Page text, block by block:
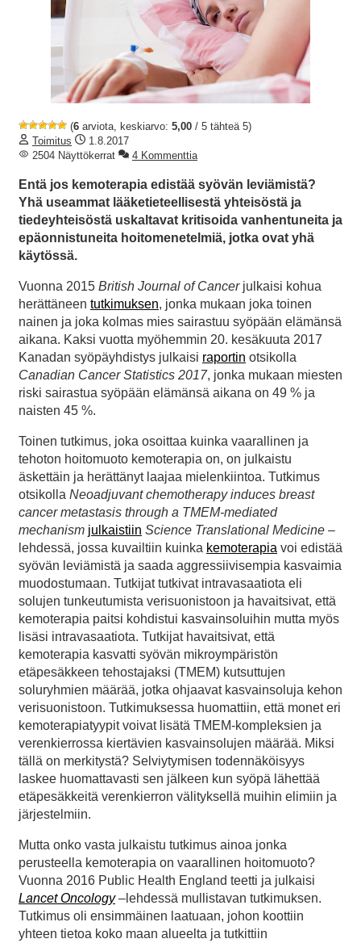
(6 arviota, keskiarvo: 5,00 / 5 tähteä 5)
Toimitus
1.8.2017
2504 Näyttökerrat
4 Kommenttia
Entä jos kemoterapia edistää syövän leviämistä?
Yhä useammat lääketieteellisestä yhteisöstä ja
tiedeyhteisöstä uskaltavat kritisoida vanhentuneita ja
epäonnistuneita hoitomenetelmiä, jotka ovat yhä
käytössä.
Vuonna 2015 British Journal of Cancerjulkaisi kohua
herättäneen tutkimuksen, jonka mukaan joka toinen
nainen ja joka kolmas mies sairastuu syöpään elämänsä
aikana. Kaksi vuotta myöhemmin 20. kesäkuuta 2017
Kanadan syöpäyhdistys julkaisi raportin otsikolla
Canadian Cancer Statistics 2017, jonka mukaan miesten
riski sairastua syöpään elämänsä aikana on 49 % ja
naisten 45 %.
Toinen tutkimus, joka osoittaa kuinka vaarallinen ja
tehoton hoitomuoto kemoterapia on, on julkaistu
äskettäin ja herättänyt laajaa mielenkiintoa. Tutkimus
otsikolla Neoadjuvant chemotherapy induces breast
cancer metastasis through a TMEM-mediated
mechanism julkaistiin Science Translational Medicine –
lehdessä, jossa kuvailtiin kuinka kemoterapia voi edistää
syövän leviämistä ja saada aggressiivisempia kasvaimia
muodostumaan. Tutkijat tutkivat intravasaatiota eli
solujen tunkeutumista verisuonistoon ja havaitsivat, että
kemoterapia paitsi kohdistui kasvainsoluihin mutta myös
lisäsi intravasaatiota. Tutkijat havaitsivat, että
kemoterapia kasvatti syövän mikroympäristön
etäpesäkkeen tehostajaksi (TMEM) kutsuttujen
soluryhmien määrää, jotka ohjaavat kasvainsoluja kehon
verisuonistoon. Tutkimuksessa huomattiin, että monet eri
kemoterapiatyypit voivat lisätä TMEM-kompleksien ja
verenkierrossa kiertävien kasvainsolujen määrää. Miksi
tällä on merkitystä? Selviytymisen todennäköisyys
laskee huomattavasti sen jälkeen kun syöpä lähettää
etäpesäkkeitä verenkierron välityksellä muihin elimiin ja
järjestelmiin.
Mutta onko vasta julkaistu tutkimus ainoa jonka
perusteella kemoterapia on vaarallinen hoitomuoto?
Vuonna 2016 Public Health England teetti ja julkaisi
Lancet Oncology–lehdessä mullistavan tutkimuksen.
Tutkimus oli ensimmäinen laatuaan, johon koottiin
yhteen tietoa koko maan alueelta ja tutkittiin